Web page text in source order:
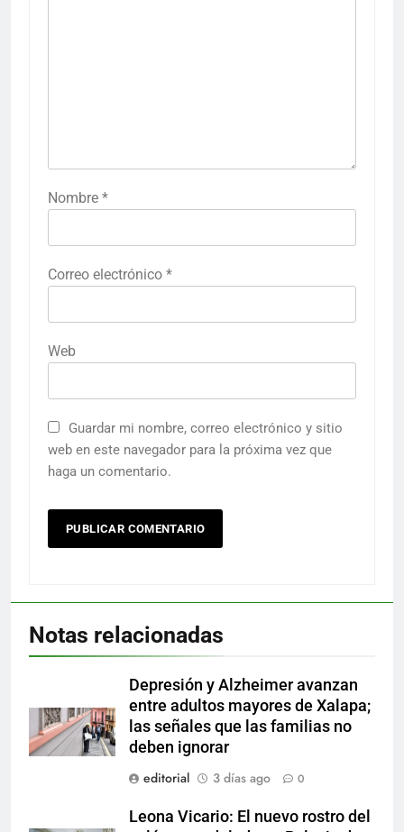
Nombre *
Correo electrónico *
Web
Guardar mi nombre, correo electrónico y sitio
web en este navegador para la próxima vez que
haga un comentario.
Notas relacionadas
Depresión y Alzheimer avanzan
entre adultos mayores de Xalapa;
las señales que las familias no
deben ignorar
editorial
3 días ago 0
Leona Vicario: El nuevo rostro del